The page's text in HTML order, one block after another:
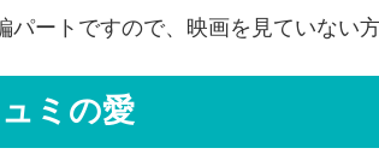
パートですので、映画を見ていない
ミの愛